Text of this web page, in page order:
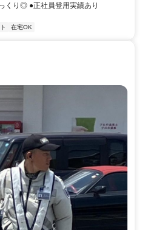
くり◎ ●正社員登用実績あり
在宅OK